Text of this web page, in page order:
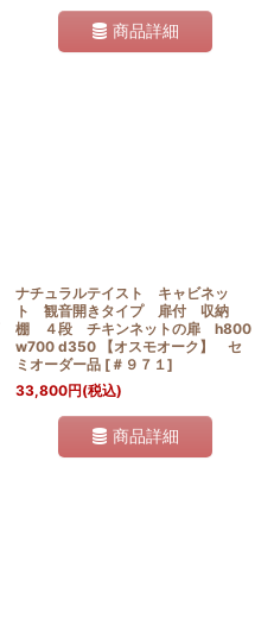
商品詳細
ナチュラルテイスト キャビネッ
ト 観音開きタイプ 扉付 収納
棚 ４段 チキンネットの扉 h800
w700 d350 【オスモオーク】 セ
ミオーダー品 [ ＃９７１]
33,800円(税込)
商品詳細